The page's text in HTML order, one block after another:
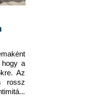
hogy a
Az
rossz